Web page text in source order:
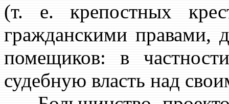
(т. е. крепостных
гражданскими правами,
помещиков: в
судебную власть над